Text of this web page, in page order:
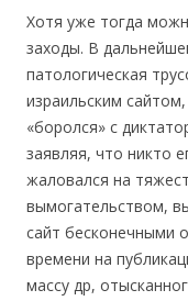
Хотя уже тогда
заходы. В
патологическая
израильским
«боролся» с
заявляя, что никто
жаловался на
вымогательством,
сайт бесконечными
времени на
массу др,